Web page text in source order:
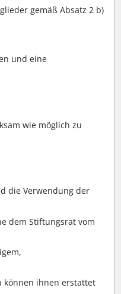
gemäß Absatz 2 b)
und eine
wie möglich zu
die Verwendung der
dem Stiftungsrat vom
können ihnen erstattet